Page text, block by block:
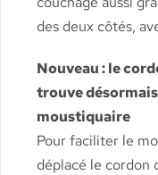
des deux côtés,
Nouveau : le
trouve
moustiquaire
Pour faciliter le
déplacé le cordon